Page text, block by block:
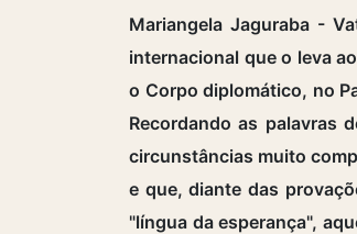
Mariangela Jaguraba -
internacional que o leva
o Corpo diplomático, no
Recordando as palavras
circunstâncias muito
e que, diante das
"língua da esperança",